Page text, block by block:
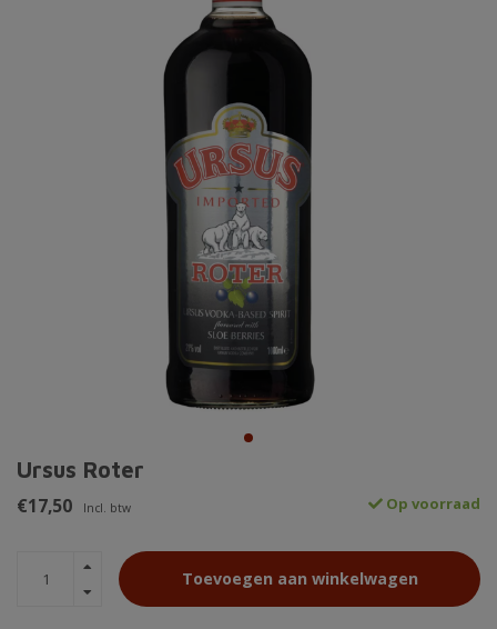
Ursus Roter
€17,50 Incl. btw Op voorraad
Toevoegen aan winkelwagen